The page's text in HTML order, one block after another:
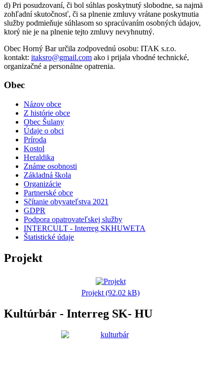
d) Pri posudzovaní, či bol súhlas poskytnutý slobodne, sa najmä
zohľadní skutočnosť, či sa plnenie zmluvy vrátane poskytnutia
služby podmieňuje súhlasom so spracúvaním osobných údajov,
ktorý nie je na plnenie tejto zmluvy nevyhnutný.
Obec Horný Bar určila zodpovednú osobu: ITAK s.r.o.
kontakt: itaksro@gmail.com ako i prijala vhodné technické,
organizačné a personálne opatrenia.
Obec
Názov obce
Z histórie obce
Obec Šulany
Údaje o obci
Príroda
Kostol
Heraldika
Známe osobnosti
Základná škola
Organizácie
Partnerské obce
Sčítanie obyvateľstva 2021
GDPR
Podpora opatrovateľskej služby
INTERCULT - Interreg SKHUWETA
Štatistické údaje
Projekt
Projekt (92.02 kB)
Kultúrbár - Interreg SK- HU